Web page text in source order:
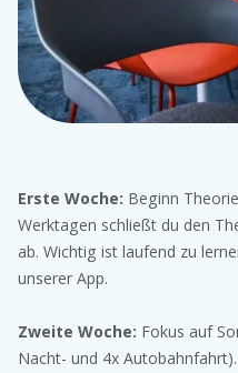
Erste Woche: Beginn
Werktagen schließt du den
ab. Wichtig ist laufend zu
unserer App.
Zweite Woche: Fokus auf
Nacht- und 4x